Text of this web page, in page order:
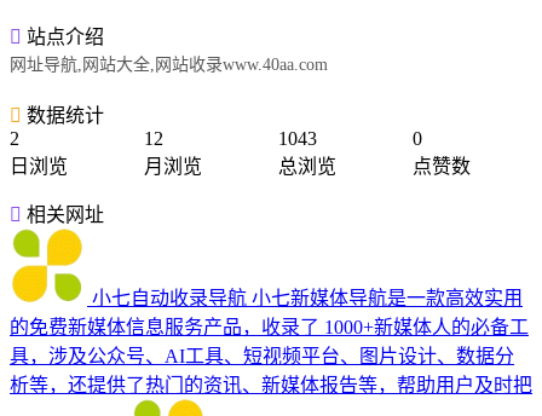
站点介绍
网址导航,网站大全,网站收录www.40aa.com
数据统计
2
日浏览
12
月浏览
1043
总浏览
0
点赞数
相关网址
小七自动收录导航 小七新媒体导航是一款高效实用
的免费新媒体信息服务产品，收录了 1000+新媒体人的必备工
具，涉及公众号、AI工具、短视频平台、图片设计、数据分
析等，还提供了热门的资讯、新媒体报告等，帮助用户及时把